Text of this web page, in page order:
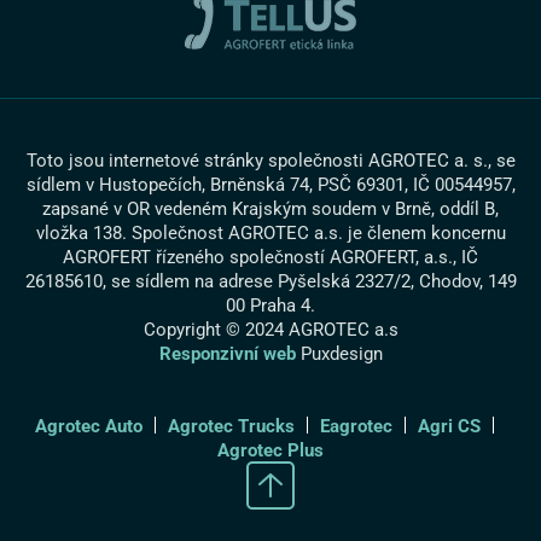
Promotruck
Toto jsou internetové stránky společnosti AGROTEC a. s., se
sídlem v Hustopečích, Brněnská 74, PSČ 69301, IČ 00544957,
zapsané v OR vedeném Krajským soudem v Brně, oddíl B,
vložka 138. Společnost AGROTEC a.s. je členem koncernu
AGROFERT řízeného společností AGROFERT, a.s., IČ
26185610, se sídlem na adrese Pyšelská 2327/2, Chodov, 149
00 Praha 4.
Copyright © 2024 AGROTEC a.s
Responzivní webPuxdesign
Agrotec Auto Agrotec Trucks Eagrotec
Agri CS
Agrotec Plus